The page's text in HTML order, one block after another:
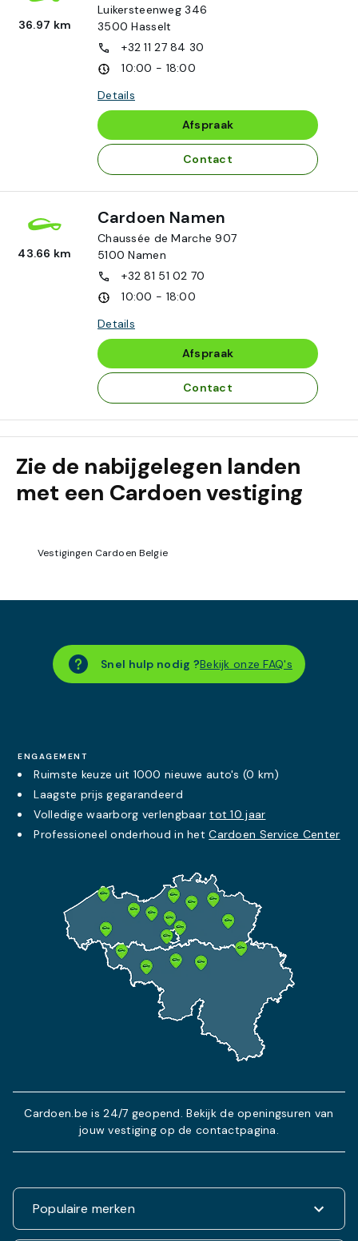
36.97 km
Luikersteenweg 346
3500Hasselt
+32 11 27 84 30
10:00 - 18:00
Details
Afspraak
Contact
43.66 km
Cardoen Namen
Chaussée de Marche 907
5100Namen
+32 81 51 02 70
10:00 - 18:00
Details
Afspraak
Contact
Zie de nabijgelegen landen
met een Cardoen vestiging
Vestigingen Cardoen Belgie
Snel hulp nodig ?Bekijk onze FAQ's
ENGAGEMENT
Ruimste keuze uit 1000 nieuwe auto's (0 km)
Laagste prijs gegarandeerd
Volledige waarborg verlengbaartot 10 jaar
Professioneel onderhoud in hetCardoen Service Center
Populaire merken
Cardoen.be is 24/7 geopend. Bekijk de openingsuren van
jouw vestiging op de contactpagina.